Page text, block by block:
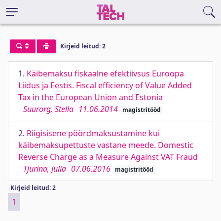
Kirjeid leitud: 2
1. Käibemaksu fiskaalne efektiivsus Euroopa
Liidus ja Eestis. Fiscal efficiency of Value Added
Tax in the European Union and Estonia
Suurorg, Stella 11.06.2014 magistritööd
2. Riigisisene pöördmaksustamine kui
käibemaksupettuste vastane meede. Domestic
Reverse Charge as a Measure Against VAT Fraud
Tjurina, Julia 07.06.2016 magistritööd
Kirjeid leitud: 2
1